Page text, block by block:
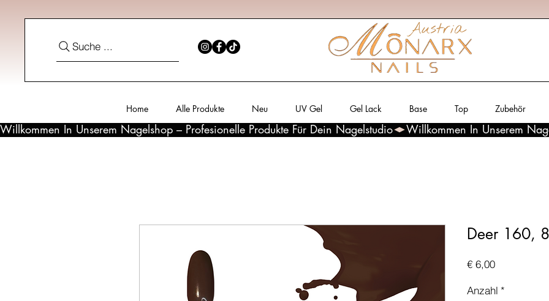
Suche ...
Home Alle Produkte Neu UV Gel Gel Lack Base Top Zubehör
Willkommen In Unserem Nagelshop – Profesionelle Produkte Für Dein Nagelstudio
Deer 160,
€ 6,00Preis
Anzahl *